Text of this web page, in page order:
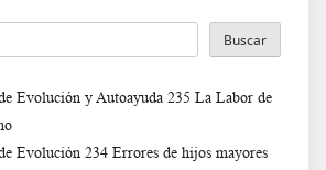
Buscar
Evolución y Autoayuda 235 La Labor de
Evolución 234 Errores de hijos mayores